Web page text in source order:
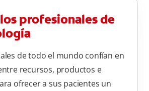
profesionales de
de todo el mundo confían en
recursos, productos e
ofrecer a sus pacientes un